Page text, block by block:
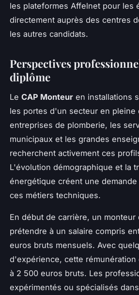
les plateformes Affelnet pour les
directement auprès des centres
les autres candidats.
Perspectives
diplôme
Le CAP Monteur en installations
les portes d'un secteur en pleine
entreprises de plomberie, les
municipaux et les grandes
recherchent activement ces
L'évolution démographique et la
énergétique créent une
ces métiers techniques.
En début de carrière, un monteur
prétendre à un salaire compris
euros bruts mensuels. Avec
d'expérience, cette
à 2 500 euros bruts. Les
expérimentés ou spécialisés